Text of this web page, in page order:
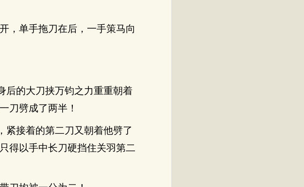
，单手拖刀在后，一手策马向
后的大刀挟万钧之力重重朝着
刀劈成了两半！
紧接着的第二刀又朝着他劈了
得以手中长刀硬挡住关羽第二